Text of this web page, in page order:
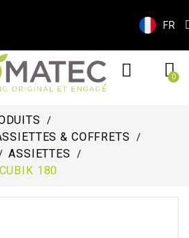
FR
& COFFRETS
ASSIETTES
180